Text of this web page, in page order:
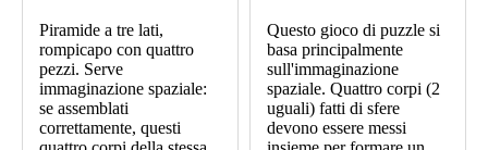
Piramide a tre lati,
rompicapo con quattro
pezzi. Serve
immaginazione spaziale:
se assemblati
correttamente, questi
Questo gioco di puzzle si
basa principalmente
sull'immaginazione
spaziale. Quattro corpi (2
uguali) fatti di sfere
devono essere messi